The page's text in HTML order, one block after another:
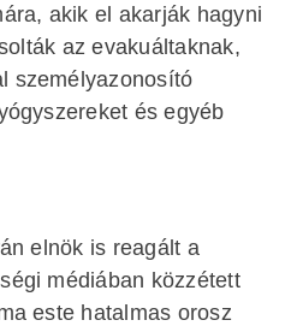
akik el akarják hagyni
az evakuáltaknak,
személyazonosító
és egyéb
elnök is reagált a
médiában közzétett
este hatalmas orosz